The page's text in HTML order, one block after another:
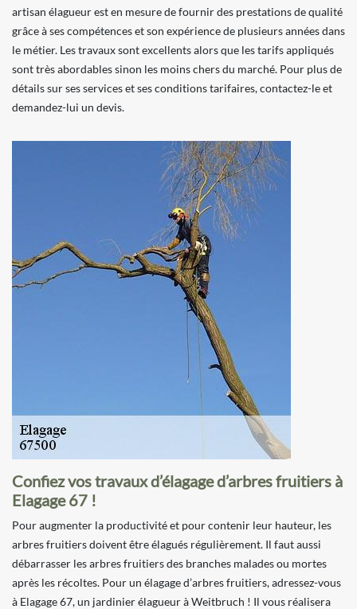
artisan élagueur est en mesure de fournir des prestations de qualité
grâce à ses compétences et son expérience de plusieurs années dans
le métier. Les travaux sont excellents alors que les tarifs appliqués
sont très abordables sinon les moins chers du marché. Pour plus de
détails sur ses services et ses conditions tarifaires, contactez-le et
demandez-lui un devis.
Confiez vos travaux d’élagage d’arbres fruitiers à
Elagage 67 !
Pour augmenter la productivité et pour contenir leur hauteur, les
arbres fruitiers doivent être élagués régulièrement. Il faut aussi
débarrasser les arbres fruitiers des branches malades ou mortes
après les récoltes. Pour un élagage d’arbres fruitiers, adressez-vous
à Elagage 67, un jardinier élagueur à Weitbruch ! Il vous réalisera